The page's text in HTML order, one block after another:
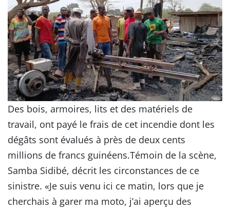
Des bois, armoires, lits et des matériels de
travail, ont payé le frais de cet incendie dont les
dégâts sont évalués à près de deux cents
millions de francs guinéens.Témoin de la scène,
Samba Sidibé, décrit les circonstances de ce
sinistre. «Je suis venu ici ce matin, lors que je
cherchais à garer ma moto, j’ai aperçu des